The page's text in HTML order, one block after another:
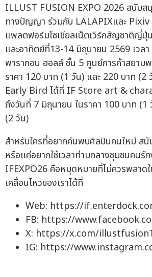
ILLUST FUSION EXPO 2026 สนับส
ทางปัญญา ร่วมกับ LALAPIXและ Pixiv
แพลตฟอร์มโซเชียลเน็ตเวิร์กสัญชาติญี่ปุ่
และอาทิตย์ที่13-14 มิถุนายน 2569 เวล
พารากอน ฮอลล์ ชั้น 5 ศูนย์การค้าสยาม
ราคา 120 บาท (1 วัน) และ 220 บาท (2
Early Bird ได้ที่ IF Store art &
ถึงวันที่ 7 มิถุนายน ในราคา 100 บาท (1
(2 วัน)
สำหรับใครที่อยากค้นพบศิลปินคนใหม่ สนั
หรือแค่อยากใช้เวลาท่ามกลางชุมชนคนรั
IFEXPO26 คือหมุดหมายที่ไม่ควรพลาด
เคลื่อนไหวของเราได้ที่
Web: https://
FB: https://
X: https://x.com/
IG: https://